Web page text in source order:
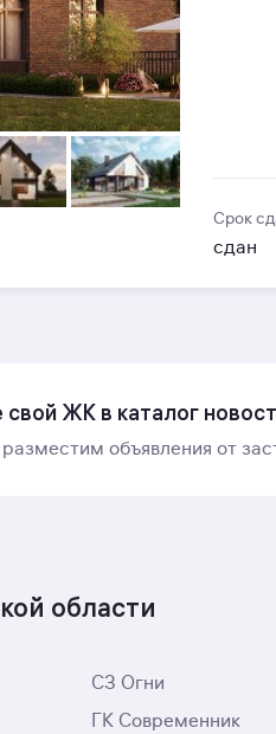
Срок
сдан
свой ЖК в каталог
объявления от
области
СЗ Огни
ГК Современник